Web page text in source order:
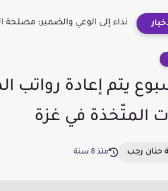
نداء إلى الوعي والضمير:
يتم إعادة رواتب
المتّخذة في غزة
حنان رجب منذ 8 سنة